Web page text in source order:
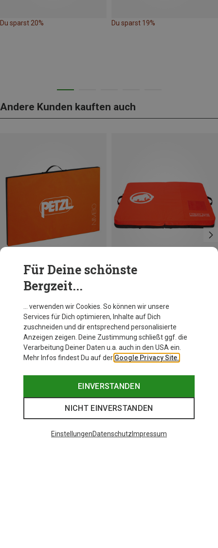
Du sparst 20% Du sparst 19%
Andere Kunden kauften auch
Du sparst 14%
Mammut
King Size Crashpad
279,20 €
Für Deine schönste
Bergzeit...
… verwenden wir Cookies. So können wir unsere
Services für Dich optimieren, Inhalte auf Dich
zuschneiden und dir entsprechend personalisierte
Anzeigen zeigen. Deine Zustimmung schließt ggf. die
Verarbeitung Deiner Daten u.a. auch in den USA ein.
Mehr Infos findest Du auf der Google Privacy Site.
EINVERSTANDEN
NICHT EINVERSTANDEN
EinstellungenDatenschutz Impressum